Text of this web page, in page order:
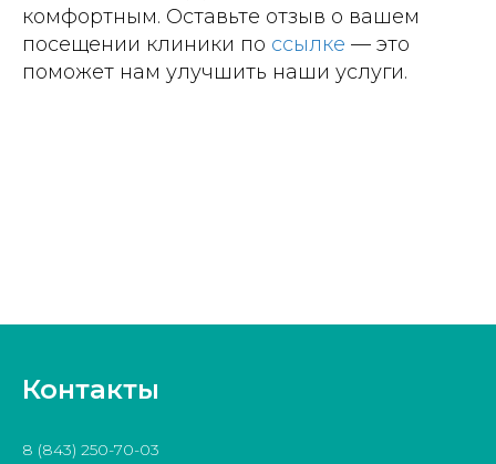
комфортным. Оставьте отзыв о вашем
посещении клиники по ссылке — это
поможет нам улучшить наши услуги.
Контакты
8 (843) 250-70-03